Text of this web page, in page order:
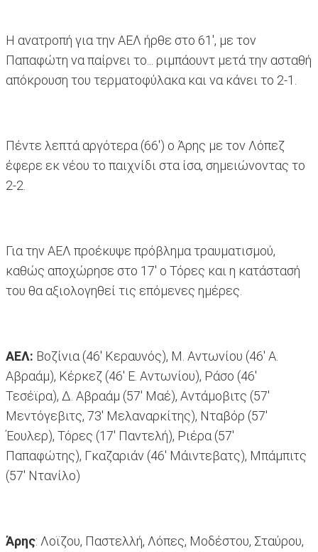
Η ανατροπή για την ΑΕΛ ήρθε στο 61', με τον
Παπαφώτη να παίρνει το... ριμπάουντ μετά την ασταθή
απόκρουση του τερματοφύλακα και να κάνει το 2-1.
Πέντε λεπτά αργότερα (66') ο Άρης με τον Λόπεζ
έφερε εκ νέου το παιχνίδι στα ίσα, σημειώνοντας το
2-2.
Για την ΑΕΛ προέκυψε πρόβλημα τραυματισμού,
καθώς αποχώρησε στο 17' ο Τόρες και η κατάστασή
του θα αξιολογηθεί τις επόμενες ημέρες.
ΑΕΛ: Βοζίνια (46' Κεραυνός), Μ. Αντωνίου (46' Α.
Αβραάμ), Κέρκεζ (46' Ε. Αντωνίου), Ράσο (46'
Τεσέϊρα), Δ. Αβραάμ (57' Μαέ), Αντάμοβιτς (57'
Μεντόγεβιτς, 73' Μελαναρκίτης), Νταβόρ (57'
Έουλερ), Τόρες (17' Παντελή), Ριέρα (57'
Παπαφώτης), Γκαζαριάν (46' Μάιντεβατς), Μπάμπιτς
(57' Ντανίλο)
Άρης: Λοϊζου, Παστελλή, Λόπες, Μοδέστου, Σταύρου,